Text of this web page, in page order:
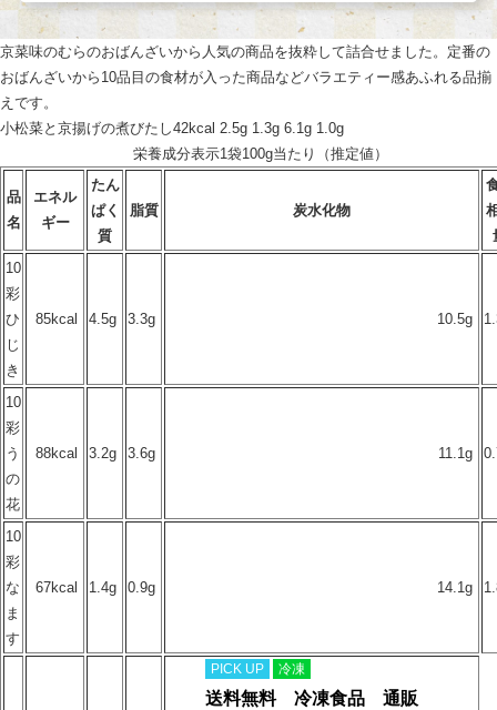
京菜味のむらのおばんざいから人気の商品を抜粋して詰合せました。定番の
おばんざいから10品目の食材が入った商品などバラエティー感あふれる品揃
えです。
小松菜と京揚げの煮びたし42kcal 2.5g 1.3g 6.1g 1.0g
栄養成分表示1袋100g当たり（推定値）
品
名
エネル
ギー
たん
ぱく
質
脂質 炭水化物
10
彩
ひ
じ
き
85kcal 4.5g 3.3g 10.5g
10
彩
う
の
花
88kcal 3.2g 3.6g 11.1g
10
彩
な
ま
す
67kcal 1.4g 0.9g 14.1g
PICK UP 冷凍
送料無料 冷凍食品 通販